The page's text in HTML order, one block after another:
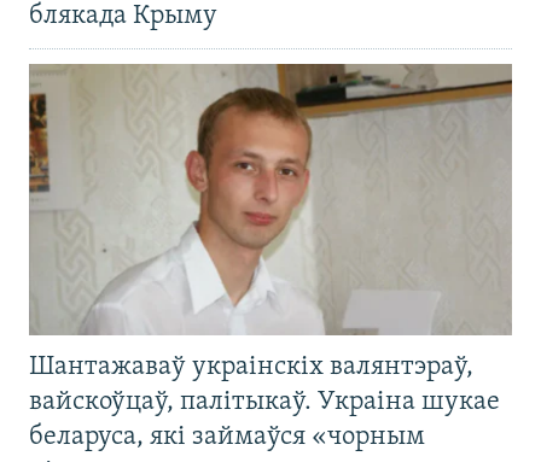
блякада Крыму
Шантажаваў украінскіх валянтэраў,
вайскоўцаў, палітыкаў. Украіна шукае
беларуса, які займаўся «чорным